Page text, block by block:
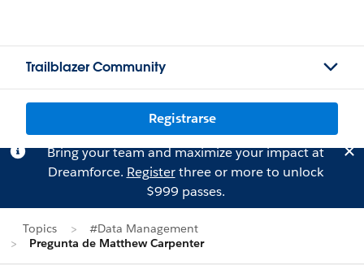
Trailblazer Community
Registrarse
Bring your team and maximize your impact at
Dreamforce. Registerthree or more to unlock
$999 passes.
Topics
#Data Management
Pregunta de Matthew Carpenter